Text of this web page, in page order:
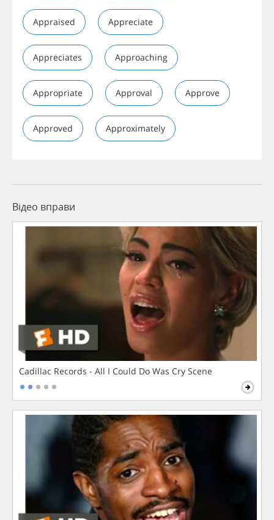
Appraised Appreciate
Appreciates Approaching
Appropriate Approval Approve
Approved Approximately
Відео вправи
Cadillac Records - All I Could Do Was Cry Scene